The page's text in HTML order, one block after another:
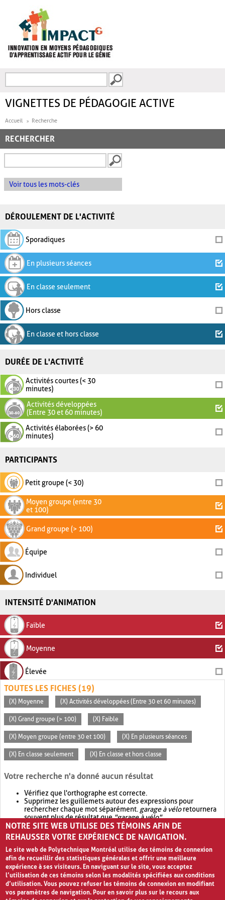
FORMULAIRE DE
VIGNETTES DE PÉDAGOGIE ACTIVE
Accueil Recherche
RECHERCHER
Voir tous les mots-clés
DÉROULEMENT DE L'ACTIVITÉ
Sporadiques
En plusieurs séances
En classe seulement
Hors classe
En classe et hors classe
DURÉE DE L'ACTIVITÉ
Activités courtes (< 30
minutes)
Activités développées
(Entre 30 et 60 minutes)
Activités élaborées (> 60
minutes)
PARTICIPANTS
Petit groupe (< 30)
Moyen groupe (entre 30
et 100)
Grand groupe (> 100)
Équipe
Individuel
INTENSITÉ D'ANIMATION
Faible
Moyenne
Élevée
TOUTES LES FICHES (19)
(X) Moyenne (X) Activités développées (Entre 30 et 60 minutes)
(X) Grand groupe (> 100) (X) Faible
(X) Moyen groupe (entre 30 et 100) (X) En plusieurs séances
(X) En classe seulement (X) En classe et hors classe
Votre recherche n'a donné aucun résultat
Vérifiez que l'orthographe est correcte.
Supprimez les guillemets autour des expressions pour
rechercher chaque mot séparément. garage à véloretournera
souvent plus de résultat que"garage à vélo".
Envisagez d'élargir votre recherche avec OR.garage OR vélo
retournera souvent plus de résultat quegarage à vélo
NOTRE SITE WEB UTILISE DES TÉMOINS AFIN DE
REHAUSSER VOTRE EXPÉRIENCE DE NAVIGATION.
Le site web de Polytechnique Montréal utilise des témoins de connexion
afin de recueillir des statistiques générales et offrir une meilleure
expérience à ses visiteurs. En naviguant sur le site, vous acceptez
l’utilisation de ces témoins selon les modalités spécifiées aux conditions
d’utilisation. Vous pouvez refuser les témoins de connexion en modifiant
vos paramètres de navigation. Pour en savoir plus sur le recours aux